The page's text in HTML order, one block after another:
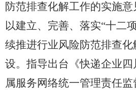
防范排查化解工作的实施意
以建立、完善、落实“十二
续推进行业风险防范排查
设。指导出台《快递企业
属服务网络统一管理责任